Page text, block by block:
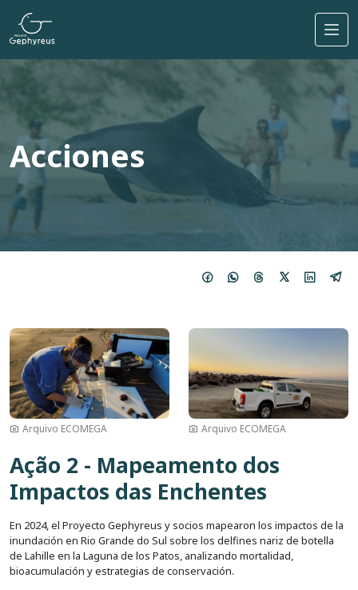
Pasar al contenido principal
Acciones
Imagen
Arquivo ECOMEGA
Imagen
Arquivo ECOMEGA
Ação 2 - Mapeamento dos
Impactos das Enchentes
En 2024, el Proyecto Gephyreus y socios mapearon los impactos de la
inundación en Rio Grande do Sul sobre los delfines nariz de botella
de Lahille en la Laguna de los Patos, analizando mortalidad,
bioacumulación y estrategias de conservación.